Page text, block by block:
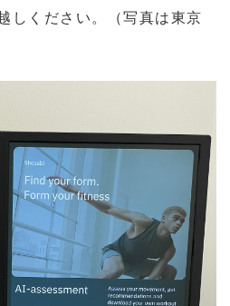
しください。（写真は東京